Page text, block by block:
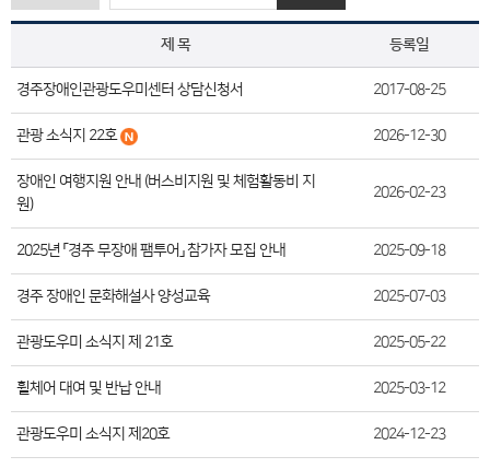
제 목 등록일
경주장애인관광도우미센터 상담신청서 2017-08-25
관광 소식지 22호 2026-12-30
장애인 여행지원 안내 (버스비지원 및 체험활동비 지
원)
2026-02-23
2025년 「경주 무장애 팸투어」 참가자 모집 안내 2025-09-18
경주 장애인 문화해설사 양성교육 2025-07-03
관광도우미 소식지 제 21호 2025-05-22
휠체어 대여 및 반납 안내 2025-03-12
관광도우미 소식지 제20호 2024-12-23